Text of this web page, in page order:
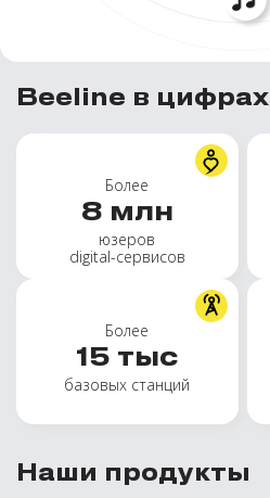
Beeline в цифрах
Более
8 млн
юзеров
digital-сервисов
Более
15 тыс
базовых станций
Наши продукты